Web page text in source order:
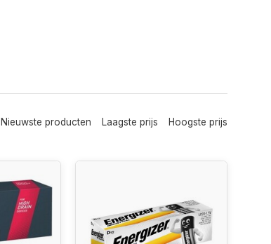
Nieuwste producten Laagste prijs Hoogste prijs